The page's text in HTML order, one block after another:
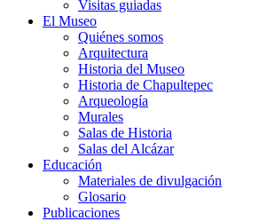
Visitas guiadas
El Museo
Quiénes somos
Arquitectura
Historia del Museo
Historia de Chapultepec
Arqueología
Murales
Salas de Historia
Salas del Alcázar
Educación
Materiales de divulgación
Glosario
Publicaciones